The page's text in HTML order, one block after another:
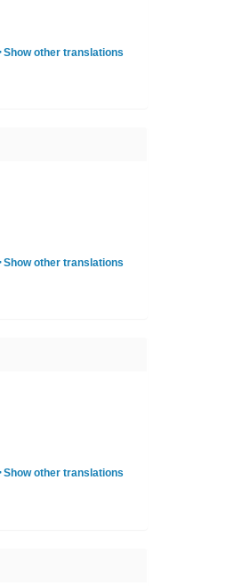
Show other translations
Show other translations
Show other translations